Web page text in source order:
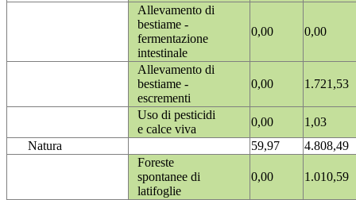
Allevamento di
bestiame -
fermentazione
intestinale
0,00 0,00
Allevamento di
bestiame -
escrementi
0,00 1.721,53
Uso di pesticidi
e calce viva
0,00
1,03
Natura
59,97
4.808,49
Foreste
spontanee di
latifoglie
0,00 1.010,59